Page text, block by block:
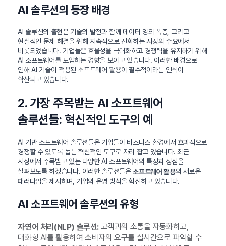
AI 솔루션의 등장 배경
AI 솔루션의 출현은 기술의 발전과 함께 데이터 양의 폭증, 그리고
현실적인 문제 해결을 위해 지속적으로 진화하는 시장의 수요에서
비롯되었습니다. 기업들은 효율성을 극대화하고 경쟁력을 유지하기 위해
AI 소프트웨어를 도입하는 경향을 보이고 있습니다. 이러한 배경으로
인해 AI 기술이 적용된 소프트웨어 활용이 필수적이라는 인식이
확산되고 있습니다.
2. 가장 주목받는 AI 소프트웨어
솔루션들: 혁신적인 도구의 예
AI 기반 소프트웨어 솔루션들은 기업들이 비즈니스 환경에서 효과적으로
경쟁할 수 있도록 돕는 혁신적인 도구로 자리 잡고 있습니다. 최근
시장에서 주목받고 있는 다양한 AI 소프트웨어의 특징과 장점을
살펴보도록 하겠습니다. 이러한 솔루션들은 소프트웨어 활용의 새로운
패러다임을 제시하며, 기업의 운영 방식을 혁신하고 있습니다.
AI 소프트웨어 솔루션의 유형
자연어 처리(NLP) 솔루션:고객과의 소통을 자동화하고,
대화형 AI를 활용하여 소비자의 요구를 실시간으로 파악할 수